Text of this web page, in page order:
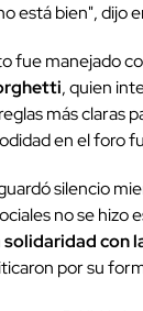
está bien", dijo
fue manejado
, quien
más claras
en el foro
silencio
no se hizo
solidaridad con
por su